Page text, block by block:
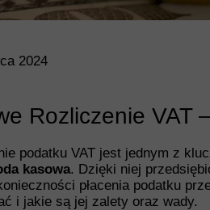
2024
Rozliczenie VAT
podatku VAT jest jednym z
kasowa. Dzięki niej
płacenia podatku
i jakie są jej zalety oraz wady.